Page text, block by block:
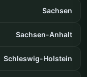
Sachsen
Sachsen-Anhalt
Schleswig-Holstein